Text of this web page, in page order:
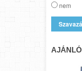
nem
AJÁNLÓ